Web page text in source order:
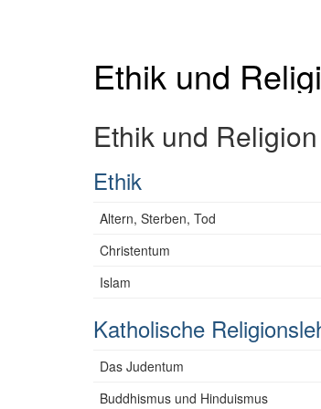
Ethik und
Ethik und
Ethik
Altern, Sterben, Tod
Christentum
Islam
Katholische
Das Judentum
Buddhismus und Hinduismus